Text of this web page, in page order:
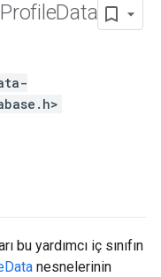
ProfileData
bu yardımcı iç sınıfın
nesnelerinin